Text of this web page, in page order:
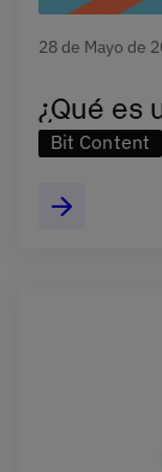
28 de Mayo de
¿Qué es
Bit Content